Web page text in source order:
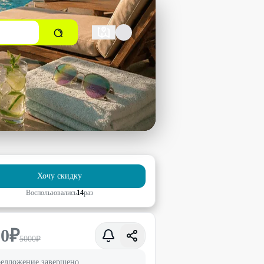
Хочу скидку
Воспользовались14раз
₽5000₽
завершено